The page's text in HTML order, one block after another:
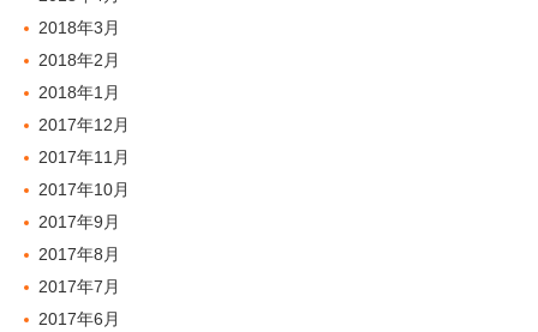
2018年3月
2018年2月
2018年1月
2017年12月
2017年11月
2017年10月
2017年9月
2017年8月
2017年7月
2017年6月